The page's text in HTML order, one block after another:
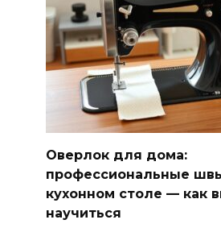
Оверлок для дома:
профессиональные
кухонном столе — как
научиться